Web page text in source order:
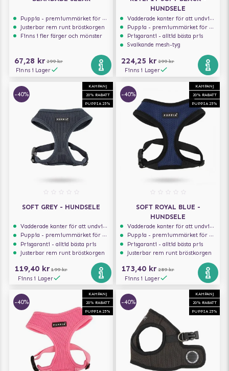
Puppia - premiummärket för hundselar
Justerbar rem runt bröstkorgen
Finns i fler färger och mönster
67,28 kr 299 kr
Finns i Lager
HUNDSELE
Vadderade kanter för att undvika skav
Puppia - premiummärket för hundselar
Prisgaranti - alltid bästa pris
Svalkande mesh-tyg
224,25 kr 299 kr
Finns i Lager
KAMPANJ
20% RABATT
PUPPIA 25%
-40%
SOFT GREY - HUNDSELE
Vadderade kanter för att undvika skav
Puppia - premiummärket för hundselar
Prisgaranti - alltid bästa pris
Justerbar rem runt bröstkorgen
119,40 kr 199 kr
Finns i Lager
KAMPANJ
20% RABATT
PUPPIA 25%
-40%
SOFT ROYAL BLUE -
HUNDSELE
Vadderade kanter för att undvika skav
Puppia - premiummärket för hundselar
Prisgaranti - alltid bästa pris
Justerbar rem runt bröstkorgen
173,40 kr 289 kr
Finns i Lager
KAMPANJ
20% RABATT
PUPPIA 25%
-40%
KAMPANJ
20% RABATT
PUPPIA 25%
-40%